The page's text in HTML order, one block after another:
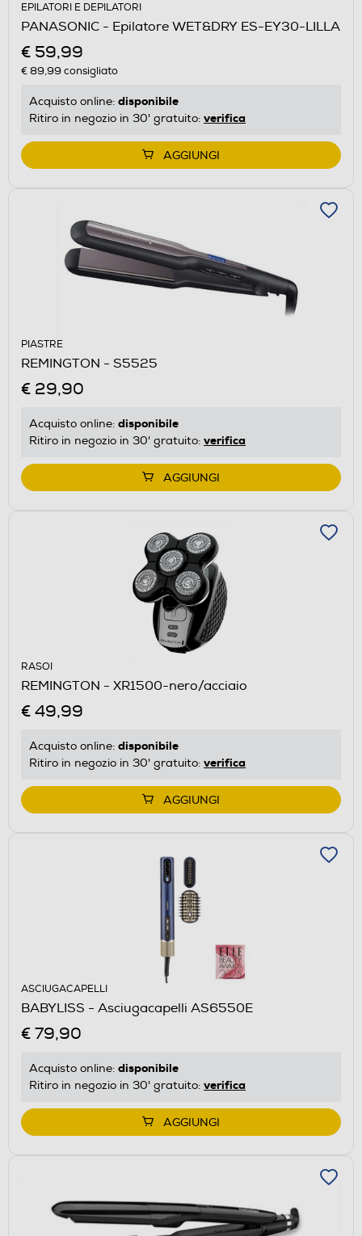
EPILATORI E DEPILATORI
PANASONIC - Epilatore WET&DRY ES-EY30-LILLA
€ 59,99
€ 89,99 consigliato
Acquisto online: disponibile
Ritiro in negozio in 30' gratuito: verifica
AGGIUNGI
PIASTRE
REMINGTON - S5525
€ 29,90
Acquisto online: disponibile
Ritiro in negozio in 30' gratuito: verifica
AGGIUNGI
RASOI
REMINGTON - XR1500-nero/acciaio
€ 49,99
Acquisto online: disponibile
Ritiro in negozio in 30' gratuito: verifica
AGGIUNGI
ASCIUGACAPELLI
BABYLISS - Asciugacapelli AS6550E
€ 79,90
Acquisto online: disponibile
Ritiro in negozio in 30' gratuito: verifica
AGGIUNGI